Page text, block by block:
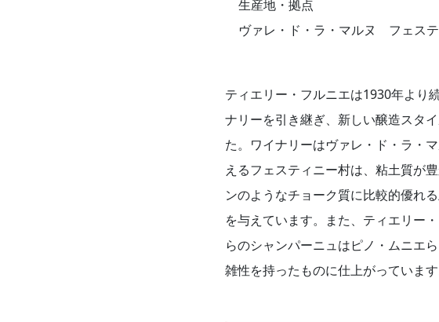
生産地・拠点
ヴァレ・ド・ラ・マルヌ フェス
ティエリー・フルニエは1930年より
ナリーを引き継ぎ、新しい醸造スタ
た。ワイナリーはヴァレ・ド・ラ・
えるフェスティニー村は、粘土質が
ンのようなチョーク質に比較的優れ
を与えています。また、ティエリー
らのシャンパーニュはピノ・ムニエ
雑性を持ったものに仕上がっていま